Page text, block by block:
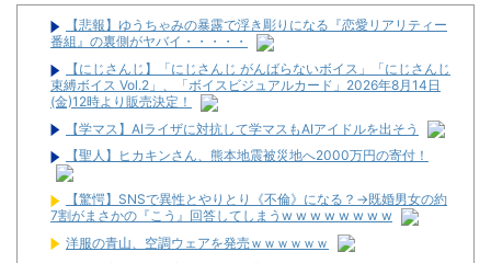
【悲報】ゆうちゃみの暴露で浮き彫りになる『恋愛リアリティー
番組』の裏側がヤバイ・・・・・
【にじさんじ】「にじさんじ がんばらないボイス」「にじさんじ
束縛ボイス Vol.2」、「ボイスビジュアルカード」2026年8月14日
(金)12時より販売決定！
【学マス】AIライザに対抗して学マスもAIアイドルを出そう
【聖人】ヒカキンさん、熊本地震被災地へ2000万円の寄付！
【驚愕】SNSで異性とやりとり《不倫》になる？→既婚男女の約
7割がまさかの『こう』回答してしまうw w w w w w w w
洋服の青山、空調ウェアを発売ｗｗｗｗｗｗ